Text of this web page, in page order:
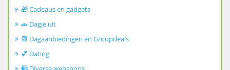
🎁 Cadeaus en gadgets
🚗 Dagje uit
📆 Dagaanbiedingen en Groupdeals
💕 Dating